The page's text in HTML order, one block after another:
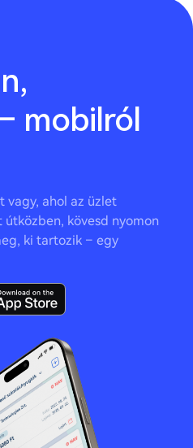
mobilról
vagy, ahol az üzlet
kövesd nyomon
ki tartozik – egy